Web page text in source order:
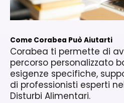
Come Corabea Può Aiutarti
Corabea ti permette di
percorso personalizzato
esigenze specifiche,
di professionisti esperti
Disturbi Alimentari.